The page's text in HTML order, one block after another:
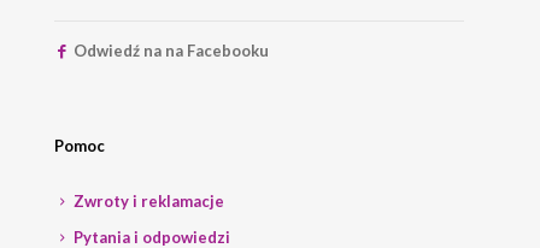
Odwiedź na na Facebooku
Pomoc
Zwroty i reklamacje
Pytania i odpowiedzi